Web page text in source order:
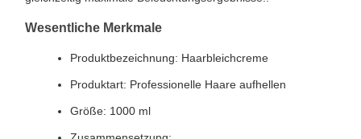
Wesentliche Merkmale
Produktbezeichnung: Haarbleichcreme
Produktart: Professionelle Haare aufhellen
Größe: 1000 ml